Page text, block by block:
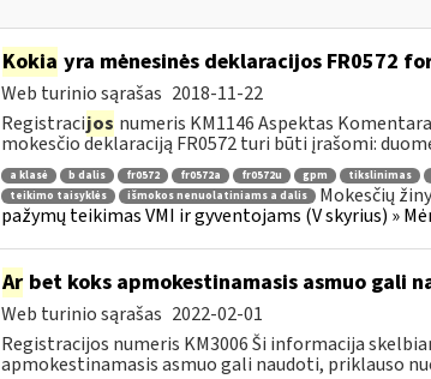
Kokia yra mėnesinės deklaracijos FR0572
Web turinio sąrašas 2018-11-22
Registracijos numeris KM1146 Aspektas
mokesčio deklaraciją FR0572 turi būti įrašomi:
a klasė b dalis fr0572 fr0572a fr0572u gpm tikslinimas
teikimo taisyklės
išmokos nenuolatiniams a dalis Mokesčių
pažymų teikimas VMI ir gyventojams (V skyrius) »
Arbet koks apmokestinamasis asmuo gali
Web turinio sąrašas 2022-02-01
Registracijos numeris KM3006 Ši informacija
apmokestinamasis asmuo gali naudoti, priklauso